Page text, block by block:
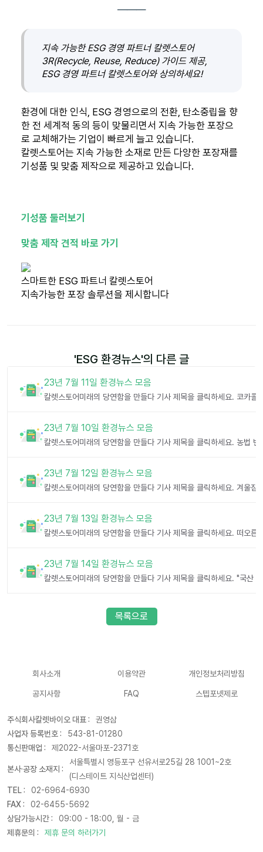
―――
지속 가능한 ESG 경영 파트너 칼렛스토어
3R(Recycle, Reuse, Reduce) 가이드 제공,
ESG 경영 파트너 칼렛스토어와 상의하세요!
환경에 대한 인식, ESG 경영으로의 전환, 탄소중립을 향
한 전 세계적 동의 등이 맞물리면서 지속 가능한 포장으
로 교체해가는 기업이 빠르게 늘고 있습니다.
칼렛스토어는 지속 가능한 소재로 만든 다양한 포장재를
기성품 및 맞춤 제작으로 제공하고 있습니다.
기성품 둘러보기
맞춤 제작 견적 바로 가기
스마트한 ESG 파트너 칼렛스토어
지속가능한 포장 솔루션을 제시합니다
'ESG 환경뉴스'의 다른 글
23년 7월 11일 환경뉴스 모음
23년 7월 10일 환경뉴스 모음
23년 7월 12일 환경뉴스 모음
23년 7월 13일 환경뉴스 모음
23년 7월 14일 환경뉴스 모음
목록으로
회사소개 이용약관 개인정보처리방침
공지사항 FAQ 스텝포넷제로
주식회사칼렛바이오 대표 :
권영삼
사업자 등록번호 :
543-81-01280
통신판매업 :
제2022-서울마포-2371호
본사·공장 소재지 :
서울특별시 영등포구 선유서로25길 28 1001~2호
(디스테이트 지식산업센터)
TEL :
02-6964-6930
FAX :
02-6455-5692
상담가능시간 :
09:00 - 18:00, 월 - 금
제휴문의 :
제휴 문의 하러가기